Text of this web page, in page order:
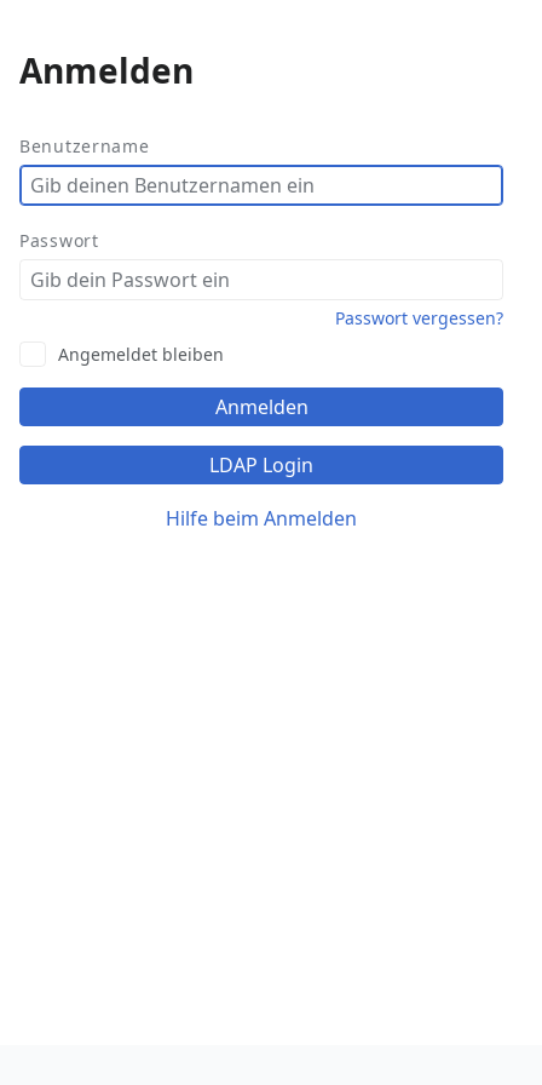
Anmelden
Benutzername
Passwort
Angemeldet bleiben
Anmelden
LDAP Login
Hilfe beim Anmelden
Passwort vergessen?